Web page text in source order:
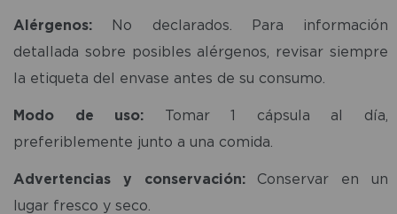
Alérgenos: No declarados. Para información
detallada sobre posibles alérgenos, revisar siempre
la etiqueta del envase antes de su consumo.
Modo de uso: Tomar 1 cápsula al día,
preferiblemente junto a una comida.
Advertencias y conservación:Conservar en un
lugar fresco y seco.